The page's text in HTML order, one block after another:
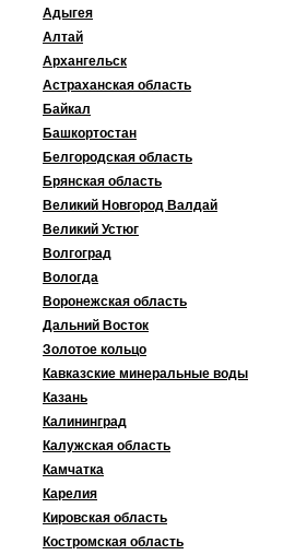
Адыгея
Алтай
Архангельск
Астраханская область
Байкал
Башкортостан
Белгородская область
Брянская область
Великий Новгород Валдай
Великий Устюг
Волгоград
Вологда
Воронежская область
Дальний Восток
Золотое кольцо
Кавказские минеральные воды
Казань
Калининград
Калужская область
Камчатка
Карелия
Кировская область
Костромская область